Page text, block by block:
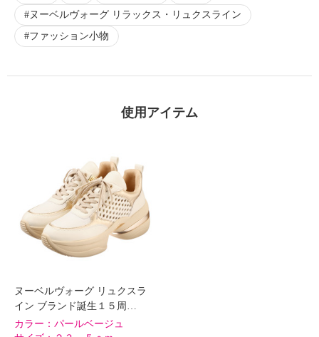
ヌーベルヴォーグ リラックス・リュクスライン
ファッション小物
使用アイテム
ヌーベルヴォーグ リュクスラ
イン ブランド誕生１５周…
カラー： パールベージュ